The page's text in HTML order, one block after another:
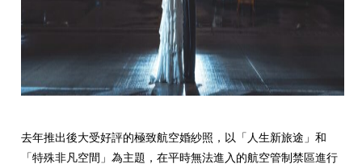
去年推出後大受好評的極致航空婚紗照，以「人生新旅途」和
「特殊非凡空間」為主題，在平時無法進入的航空管制禁區進行